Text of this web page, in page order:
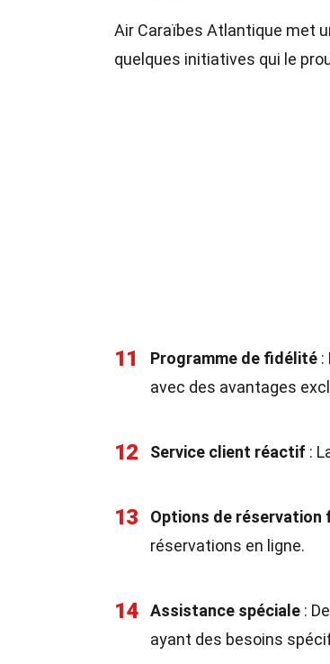
Air Caraïbes Atlantique met
quelques initiatives qui le
11 Programme de fidélité :
avec des avantages
12 Service client réactif :
13 Options de réservation
réservations en ligne.
14 Assistance spéciale :
ayant des besoins